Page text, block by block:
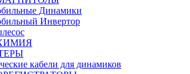
Динамики
Инвертор
кабели для динамиков